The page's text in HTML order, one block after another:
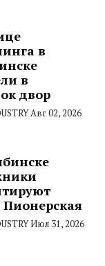
в
в
двор
Авг 02, 2026
Пионерская
Июл 31, 2026